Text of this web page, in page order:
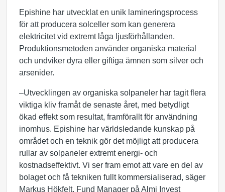
Epishine har utvecklat en unik lamineringsprocess
för att producera solceller som kan generera
elektricitet vid extremt låga ljusförhållanden.
Produktionsmetoden använder organiska material
och undviker dyra eller giftiga ämnen som silver och
arsenider.
–Utvecklingen av organiska solpaneler har tagit flera
viktiga kliv framåt de senaste året, med betydligt
ökad effekt som resultat, framförallt för användning
inomhus. Epishine har världsledande kunskap på
området och en teknik gör det möjligt att producera
rullar av solpaneler extremt energi- och
kostnadseffektivt. Vi ser fram emot att vare en del av
bolaget och få tekniken fullt kommersialiserad, säger
Markus Hökfelt, Fund Manager på Almi Invest